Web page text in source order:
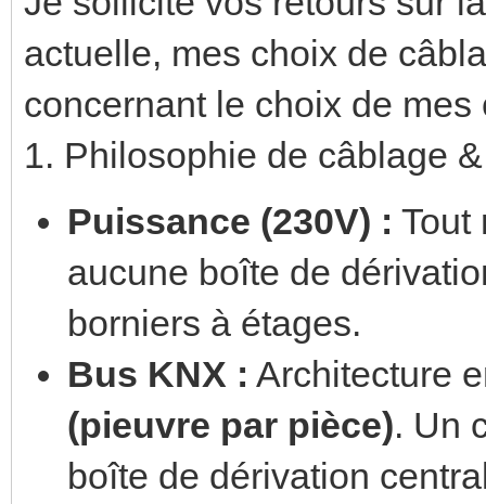
actuelle, mes choix de
concernant le choix de
1. Philosophie de câblage
Puissance (230V) : Tout
aucune boîte de
borniers à étages.
Bus KNX : Architecture
(pieuvre par pièce). Un
boîte de dérivation